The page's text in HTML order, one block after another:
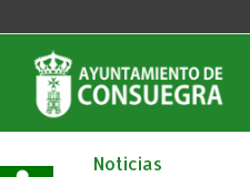
Noticias